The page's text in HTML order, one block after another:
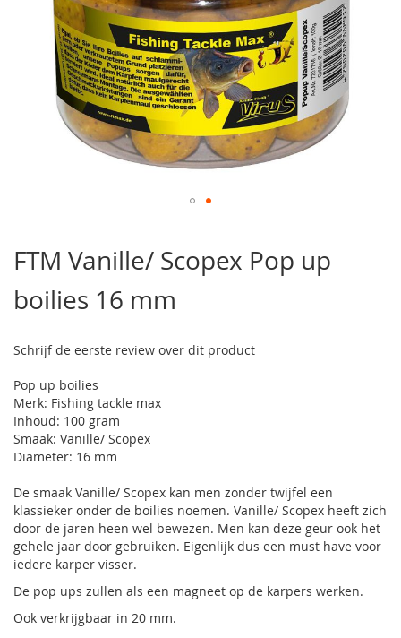
het
begin
van
de
gallerij
FTM Vanille/ Scopex Pop up
boilies 16 mm
Schrijf de eerste review over dit product
Pop up boilies
Merk: Fishing tackle max
Inhoud: 100 gram
Smaak: Vanille/ Scopex
Diameter: 16 mm
De smaak Vanille/ Scopex kan men zonder twijfel een
klassieker onder de boilies noemen. Vanille/ Scopex heeft zich
door de jaren heen wel bewezen. Men kan deze geur ook het
gehele jaar door gebruiken. Eigenlijk dus een must have voor
iedere karper visser.
De pop ups zullen als een magneet op de karpers werken.
Ook verkrijgbaar in 20 mm.